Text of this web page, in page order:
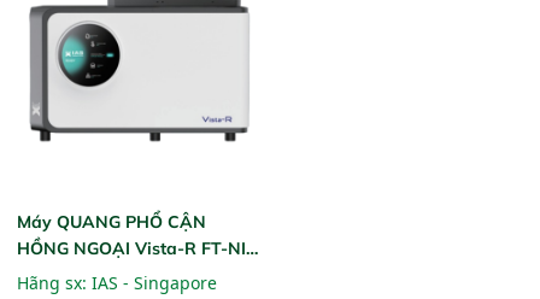
nghiệp.
Máy QUANG PHỔ CẬN
HỒNG NGOẠI Vista-R FT-NIR
(Vista-R FT-NIR Analyzer)
Hãng sx: IAS - Singapore